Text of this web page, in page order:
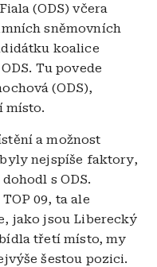
(ODS) včera
sněmovních
koalice
Tu povede
(ODS),
místo.
a možnost
nejspíše faktory,
s ODS.
09, ta ale
jako jsou Liberecký
třetí místo, my
šestou pozici.